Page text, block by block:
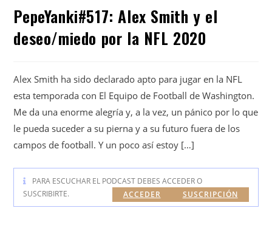
PepeYanki#517: Alex Smith y el
deseo/miedo por la NFL 2020
Alex Smith ha sido declarado apto para jugar en la NFL
esta temporada con El Equipo de Football de Washington.
Me da una enorme alegría y, a la vez, un pánico por lo que
le pueda suceder a su pierna y a su futuro fuera de los
campos de football. Y un poco así estoy […]
PARA ESCUCHAR EL PODCAST DEBES ACCEDER O
SUSCRIBIRTE.
SUSCRIPCIÓN
ACCEDER